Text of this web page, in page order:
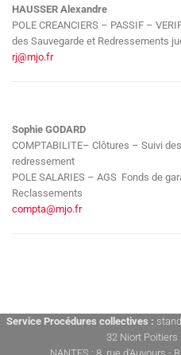
HAUSSER Alexandre
POLE CREANCIERS – PASSIF –
des Sauvegarde et Redressements
rj@mjo.fr
Sophie GODARD
COMPTABILITE– Clôtures – Suivi
redressement
POLE SALARIES – AGS Fonds de
Reclassements
compta@mjo.fr
Service Procédures collectives :
32 Niort Poitiers